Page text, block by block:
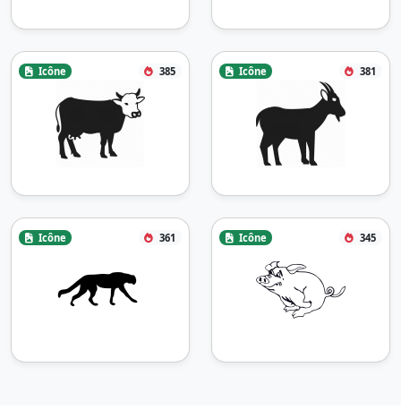
Icône 385 Icône 381
Icône 361 Icône 345